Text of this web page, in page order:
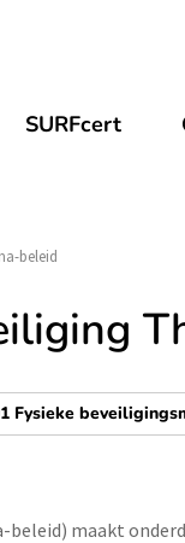
SURFcert
beleid
Fysieke
maakt